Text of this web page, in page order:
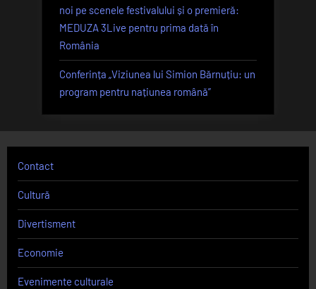
noi pe scenele festivalului și o premieră:
MEDUZA 3Live pentru prima dată în
România
Conferința „Viziunea lui Simion Bărnuțiu: un
program pentru națiunea română”
Contact
Cultură
Divertisment
Economie
Evenimente culturale